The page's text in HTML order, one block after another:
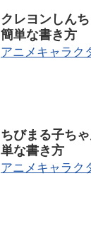
クレヨンしん
簡単な書き方
アニメキャラク
ちびまる子ち
単な書き方
アニメキャラク